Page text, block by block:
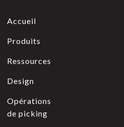
Accueil
Produits
Ressources
Design
Opérations
de picking